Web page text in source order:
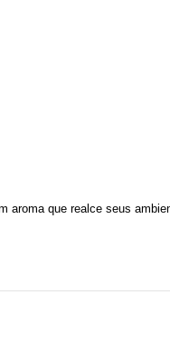
aroma que realce seus